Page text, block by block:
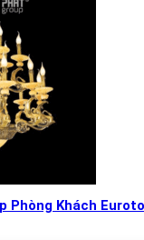
Phòng Khách